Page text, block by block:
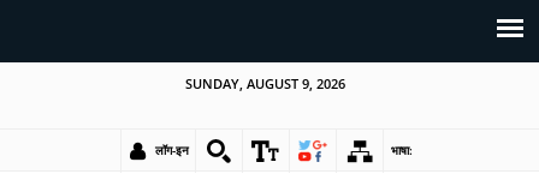
SUNDAY, AUGUST 9, 2026
लॉग-इन भाषा: